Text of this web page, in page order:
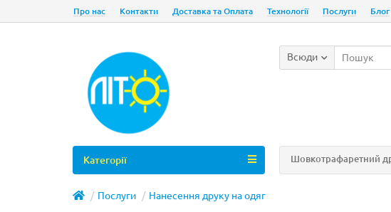
Про нас Контакти Доставка та Оплата Технології Послуги Блог
Всюди
Шовкотрафаретний
Категорії
Послуги Нанесення друку на одяг